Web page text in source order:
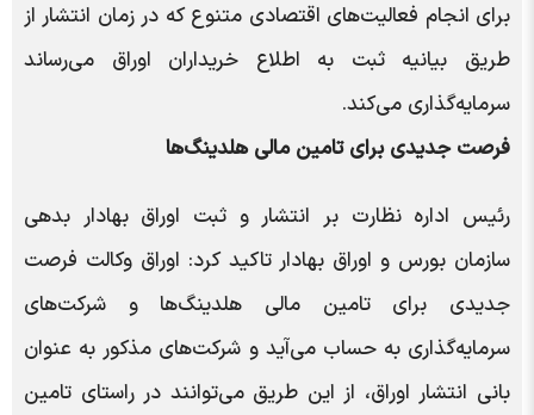
برای انجام فعالیت‌های اقتصادی متنوع که در زمان انتشار از
طریق بیانیه ثبت به اطلاع خریداران اوراق می‌رساند
سرمایه‌گذاری می‌کند.
فرصت جدیدی برای تامین مالی هلدینگ‌ها
رئیس اداره نظارت بر انتشار و ثبت اوراق بهادار بدهی
سازمان بورس و اوراق بهادار تاکید کرد: اوراق وکالت فرصت
جدیدی برای تامین مالی هلدینگ‌ها و شرکت‌های
سرمایه‌گذاری به حساب می‌آید و شرکت‌های مذکور به عنوان
بانی انتشار اوراق، از این طریق می‌توانند در راستای تامین